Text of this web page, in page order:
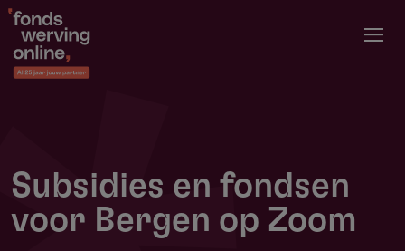
Overslaan
naar
de
Subsidies en fondsen
voor Bergen op Zoom